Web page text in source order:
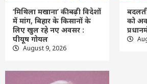
5
Feature दिल्ली
आत्मनिर्भर चिकित्सा-तकनीक
बन रहा भारत : पीएम मोदी
‘मिथिला मखाना’ की बढ़ी विदेशों
में मांग, बिहार के किसानों के
लिए खुल रहे नए अवसर :
पीयूष गोयल
August 9, 2026
को